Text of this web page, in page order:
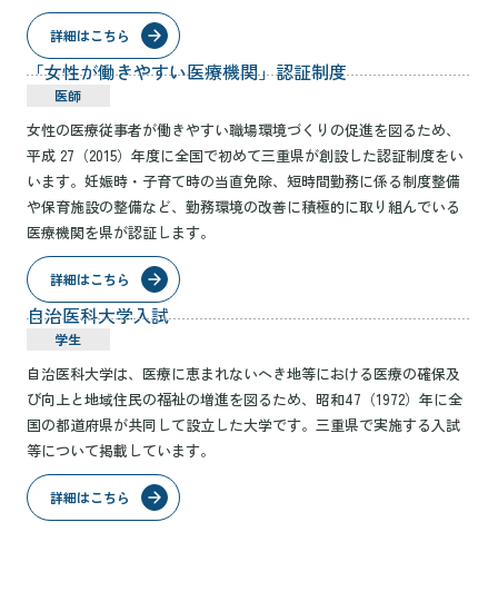
詳細はこちら
「女性が働きやすい医療機関」認証制度
医師
女性の医療従事者が働きやすい職場環境づくりの促進を図るため、
平成 27（2015）年度に全国で初めて三重県が創設した認証制度をい
います。妊娠時・子育て時の当直免除、短時間勤務に係る制度整備
や保育施設の整備など、勤務環境の改善に積極的に取り組んでいる
医療機関を県が認証します。
詳細はこちら
自治医科大学入試
学生
自治医科大学は、医療に恵まれないへき地等における医療の確保及
び向上と地域住民の福祉の増進を図るため、昭和47（1972）年に全
国の都道府県が共同して設立した大学です。三重県で実施する入試
等について掲載しています。
詳細はこちら